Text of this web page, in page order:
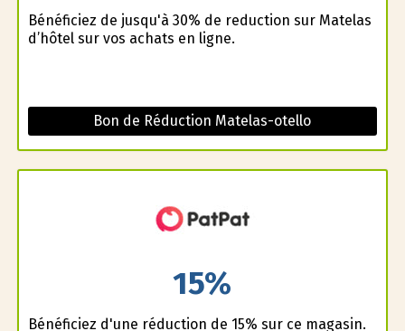
Bénéficiez de jusqu'à 30% de reduction sur Matelas
d’hôtel sur vos achats en ligne.
Bon de Réduction Matelas-otello
15%
Bénéficiez d'une réduction de 15% sur ce magasin.